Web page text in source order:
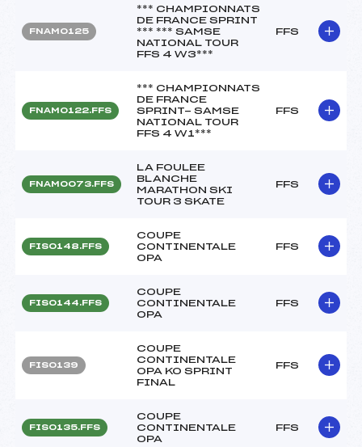
FNAM0125
*** CHAMPIONNATS
DE FRANCE SPRINT
*** *** SAMSE
NATIONAL TOUR
FFS 4 W3***
FFS
FNAM0122.FFS
*** CHAMPIONNATS
DE FRANCE
SPRINT- SAMSE
NATIONAL TOUR
FFS 4 W1***
FFS
FNAM0073.FFS
LA FOULEE
BLANCHE
MARATHON SKI
TOUR 3 SKATE
FFS
FIS0148.FFS
COUPE
CONTINENTALE
OPA
FFS
FIS0144.FFS
COUPE
CONTINENTALE
OPA
FFS
FIS0139
COUPE
CONTINENTALE
OPA KO SPRINT
FINAL
FFS
FIS0135.FFS
COUPE
CONTINENTALE
OPA
FFS